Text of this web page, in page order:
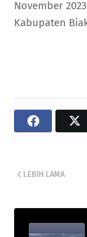
November
Kabupaten
LEBIH LAMA